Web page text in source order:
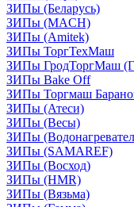
ЗИПы (Беларусь)
ЗИПы (MACH)
ЗИПы (Amitek)
ЗИПы ТоргТехМаш
ЗИПы ГродТоргМаш
ЗИПы Bake Off
ЗИПы Торгмаш
ЗИПы (Атеси)
ЗИПы (Весы)
ЗИПы
ЗИПы (SAMAREF)
ЗИПы (Восход)
ЗИПы (HMR)
ЗИПы (Вязьма)